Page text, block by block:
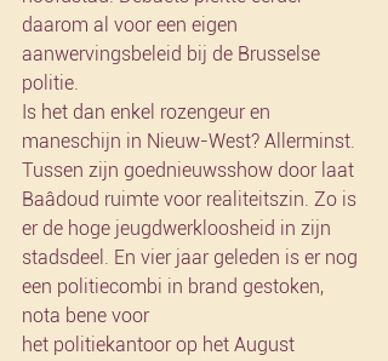
daarom al voor een eigen
aanwervingsbeleid bij de Brusselse
politie.
Is het dan enkel rozengeur en
maneschijn in Nieuw-West? Allerminst.
Tussen zijn goednieuwsshow door laat
Baâdoud ruimte voor realiteitszin. Zo is
er de hoge jeugdwerkloosheid in zijn
stadsdeel. En vier jaar geleden is er nog
een politiecombi in brand gestoken,
nota bene voor
het politiekantoor op het August